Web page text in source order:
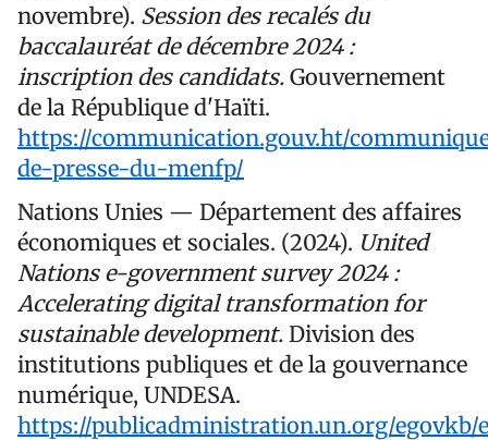
novembre). Session des recalés du
baccalauréat de décembre 2024 :
inscription des candidats. Gouvernement
de la République d'Haïti.
https://communication.gouv.ht/
de-presse-du-menfp/
Nations Unies — Département des affaires
économiques et sociales. (2024). United
Nations e-government survey 2024 :
Accelerating digital transformation for
sustainable development. Division des
institutions publiques et de la gouvernance
numérique, UNDESA.
https://publicadministration.un.org/egovkb/